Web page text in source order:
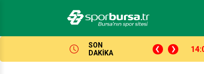
SON
DAKİKA
Bursaspor ve Tofaş’ın rakipleri…